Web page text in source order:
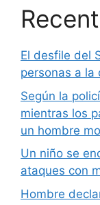
El desfile del
personas a la
Según la
mientras los
un hombre
Un niño se
ataques con
Hombre